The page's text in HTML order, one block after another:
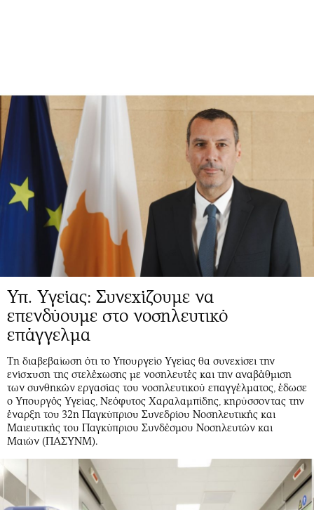
Υπ. Υγείας: Συνεχίζουμε να
επενδύουμε στο νοσηλευτικό
επάγγελμα
Τη διαβεβαίωση ότι το Υπουργείο Υγείας θα συνεχίσει την
ενίσχυση της στελέχωσης με νοσηλευτές και την αναβάθμιση
των συνθηκών εργασίας του νοσηλευτικού επαγγέλματος, έδωσε
ο Υπουργός Υγείας, Νεόφυτος Χαραλαμπίδης, κηρύσσοντας την
έναρξη του 32η Παγκύπριου Συνεδρίου Νοσηλευτικής και
Μαιευτικής του Παγκύπριου Συνδέσμου Νοσηλευτών και
Μαιών (ΠΑΣΥΝΜ).